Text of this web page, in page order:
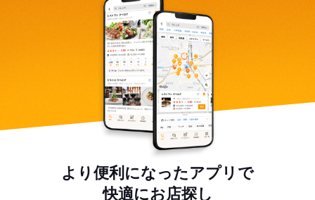
より便利になったアプリで
快適にお店探し